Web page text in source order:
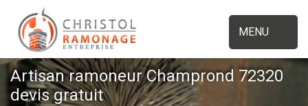
MENU
Artisan ramoneur Champrond 72320
devis gratuit